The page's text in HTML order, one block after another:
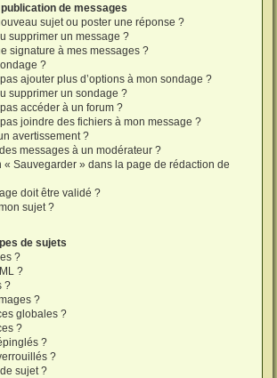
de messages
sujet ou poster une réponse ?
supprimer un message ?
signature à mes messages ?
?
ajouter plus d’options à mon sondage ?
supprimer un sondage ?
accéder à un forum ?
joindre des fichiers à mon message ?
avertissement ?
messages à un modérateur ?
« Sauvegarder » dans la page de rédaction de
doit être validé ?
sujet ?
de sujets
?
?
?
?
globales ?
?
?
?
sujet ?